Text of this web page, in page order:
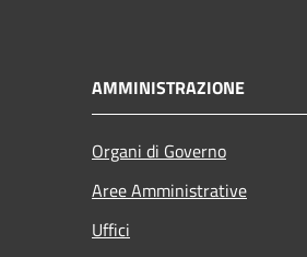
AMMINISTRAZIONE
Organi di Governo
Aree Amministrative
Uffici